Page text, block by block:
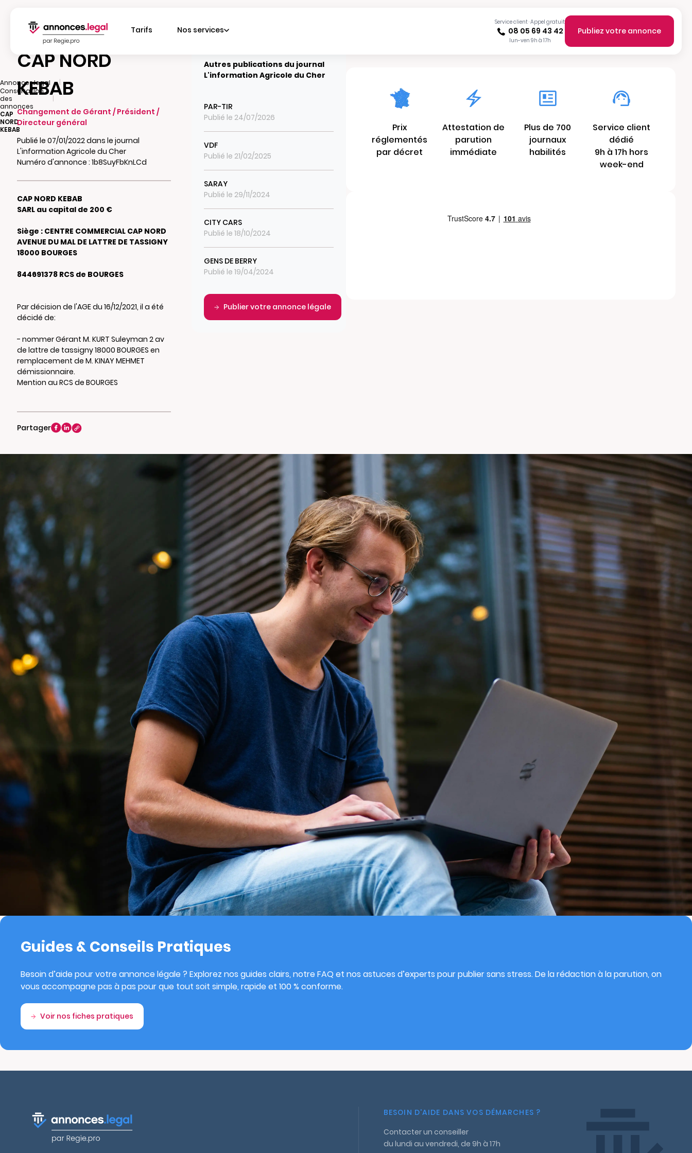
Tarifs Nos services
Service client · Appel gratuit
08 05 69 43 42
lun-ven 9h à 17h
Publiez votre annonce
Annonces.legal
|
Consultation
des
annonces
|
CAP
NORD
KEBAB
CAP NORD
KEBAB
Changement de Gérant / Président /
Directeur général
Publié le 07/01/2022 dans le journal
L'information Agricole du Cher
Numéro d'annonce : 1b8SuyFbKnLCd
CAP NORD KEBAB
SARL au capital de 200 €
Siège : CENTRE COMMERCIAL CAP NORD
AVENUE DU MAL DE LATTRE DE TASSIGNY
18000 BOURGES
844691378 RCS de BOURGES
Par décision de l'AGE du 16/12/2021, il a été
décidé de:
- nommer Gérant M. KURT Suleyman 2 av
de lattre de tassigny 18000 BOURGES en
remplacement de M. KINAY MEHMET
démissionnaire.
Mention au RCS de BOURGES
Partager
Autres publications du journal
L'information Agricole du Cher
PAR-TIR
Publié le 24/07/2026
VDF
Publié le 21/02/2025
SARAY
Publié le 29/11/2024
CITY CARS
Publié le 18/10/2024
GENS DE BERRY
Publié le 19/04/2024
Publier votre annonce légale
Prix
réglementés
par décret
Attestation de
parution
immédiate
Plus de 700
journaux
habilités
Service client
dédié
9h à 17h hors
week-end
Guides & Conseils Pratiques
Besoin d’aide pour votre annonce légale ? Explorez nos guides clairs, notre FAQ et nos astuces d’experts pour publier sans stress. De la rédaction à la parution, on
vous accompagne pas à pas pour que tout soit simple, rapide et 100 % conforme.
Voir nos fiches pratiques
BESOIN D'AIDE DANS VOS DÉMARCHES ?
Contacter un conseiller
du lundi au vendredi, de 9h à 17h